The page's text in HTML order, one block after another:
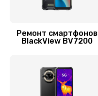
Ремонт смартфонов
BlackView BV7200